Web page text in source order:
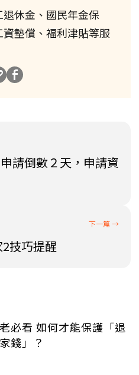
休金、國民年金保
墊償、福利津貼等服
請倒數２天，申請資
技巧提醒
必看 如何才能保護「退
錢」？